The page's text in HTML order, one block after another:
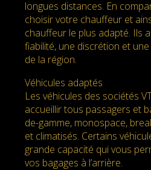
longues distances. En
choisir votre chauffeur et
chauffeur le plus adapté. Ils
fiabilité, une discrétion et
de la région.
Véhicules adaptés
Les véhicules des sociétés
accueillir tous passagers et
de-gamme, monospace,
et climatisés. Certains
grande capacité qui vous
vos bagages à l’arrière.